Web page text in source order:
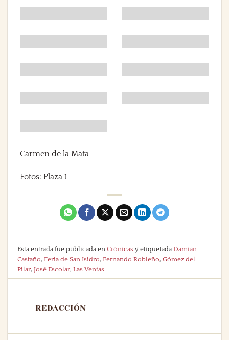
Carmen de la Mata
Fotos: Plaza 1
Esta entrada fue publicada enCrónicas y etiquetadaDamián
Castaño,Feria de San Isidro,Fernando Robleño,Gómez del
Pilar,José Escolar,Las Ventas
REDACCIÓN